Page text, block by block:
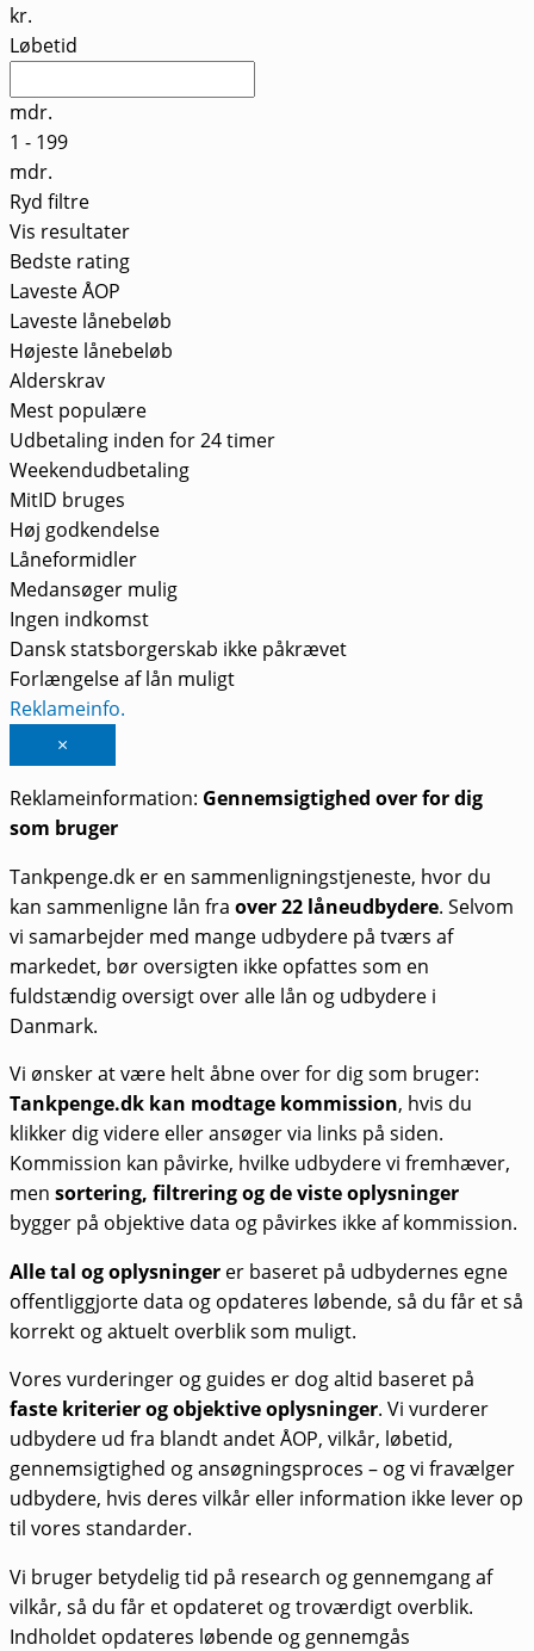
kr.
Løbetid
mdr.
1 - 199
mdr.
Ryd filtre
Vis resultater
Bedste rating
Laveste ÅOP
Laveste lånebeløb
Højeste lånebeløb
Alderskrav
Mest populære
Udbetaling inden for 24 timer
Weekendudbetaling
MitID bruges
Høj godkendelse
Låneformidler
Medansøger mulig
Ingen indkomst
Dansk statsborgerskab ikke påkrævet
Forlængelse af lån muligt
Reklameinfo.
×
Reklameinformation: Gennemsigtighed over for dig
som bruger
Tankpenge.dk er en sammenligningstjeneste, hvor du
kan sammenligne lån fra over 22 låneudbydere. Selvom
vi samarbejder med mange udbydere på tværs af
markedet, bør oversigten ikke opfattes som en
fuldstændig oversigt over alle lån og udbydere i
Danmark.
Vi ønsker at være helt åbne over for dig som bruger:
Tankpenge.dk kan modtage kommission, hvis du
klikker dig videre eller ansøger via links på siden.
Kommission kan påvirke, hvilke udbydere vi fremhæver,
men sortering, filtrering og de viste oplysninger
bygger på objektive data og påvirkes ikke af kommission.
Alle tal og oplysninger er baseret på udbydernes egne
offentliggjorte data og opdateres løbende, så du får et så
korrekt og aktuelt overblik som muligt.
Vores vurderinger og guides er dog altid baseret på
faste kriterier og objektive oplysninger. Vi vurderer
udbydere ud fra blandt andet ÅOP, vilkår, løbetid,
gennemsigtighed og ansøgningsproces – og vi fravælger
udbydere, hvis deres vilkår eller information ikke lever op
til vores standarder.
Vi bruger betydelig tid på research og gennemgang af
vilkår, så du får et opdateret og troværdigt overblik.
Indholdet opdateres løbende og gennemgås